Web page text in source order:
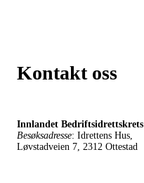
Kontakt oss
Innlandet Bedriftsidrettskrets
Besøksadresse: Idrettens Hus,
Løvstadveien 7, 2312 Ottestad